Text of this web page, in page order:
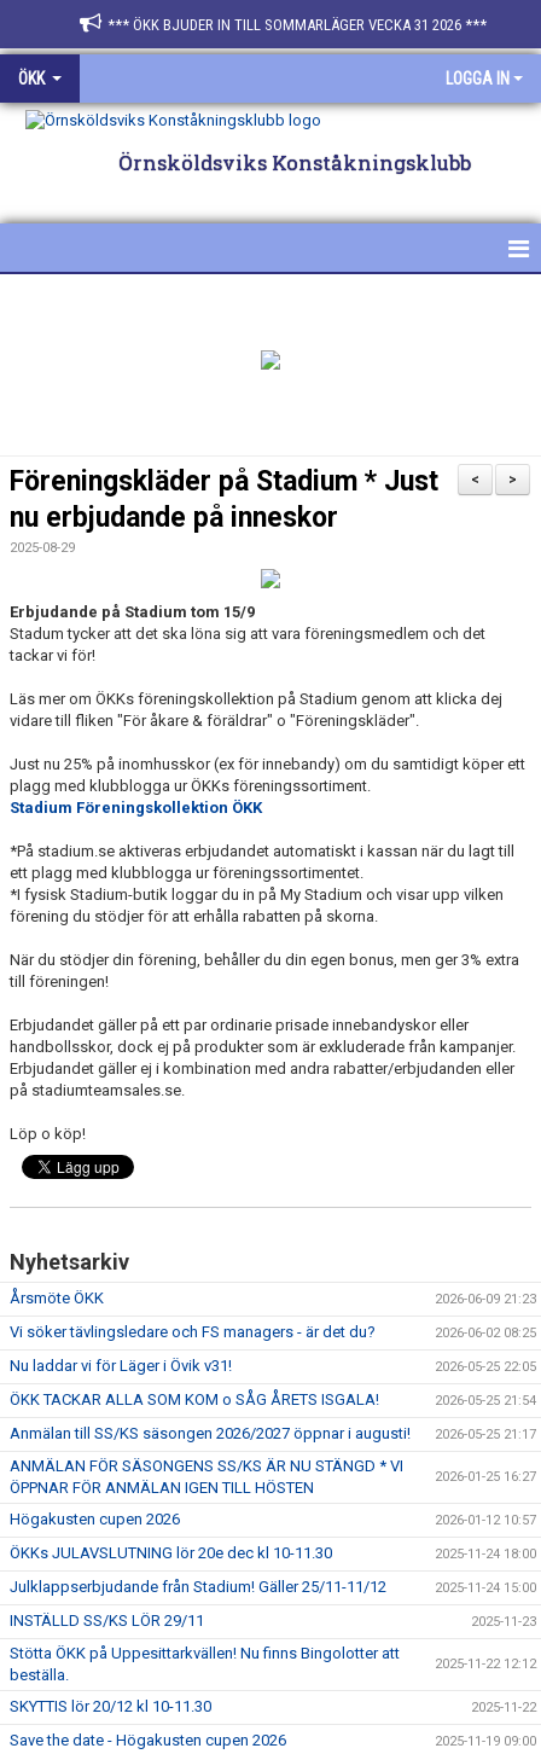
*** ÖKK BJUDER IN TILL SOMMARLÄGER VECKA 31 2026 ***
ÖKK LOGGA IN
Örnsköldsviks Konståkningsklubb
BILDGALLERI
>
<
Föreningskläder på Stadium * Just
nu erbjudande på inneskor
2025-08-29
Erbjudande på Stadium tom 15/9
Stadum tycker att det ska löna sig att vara föreningsmedlem och det
tackar vi för!
Läs mer om ÖKKs föreningskollektion på Stadium genom att klicka dej
vidare till fliken "För åkare & föräldrar" o "Föreningskläder".
Just nu 25% på inomhusskor (ex för innebandy) om du samtidigt köper ett
plagg med klubblogga ur ÖKKs föreningssortiment.
Stadium Föreningskollektion ÖKK
*På stadium.se aktiveras erbjudandet automatiskt i kassan när du lagt till
ett plagg med klubblogga ur föreningssortimentet.
*I fysisk Stadium-butik loggar du in på My Stadium och visar upp vilken
förening du stödjer för att erhålla rabatten på skorna.
När du stödjer din förening, behåller du din egen bonus, men ger 3% extra
till föreningen!
Erbjudandet gäller på ett par ordinarie prisade innebandyskor eller
handbollsskor, dock ej på produkter som är exkluderade från kampanjer.
Erbjudandet gäller ej i kombination med andra rabatter/erbjudanden eller
på stadiumteamsales.se.
Löp o köp!
Nyhetsarkiv
Årsmöte ÖKK 2026-06-09 21:23
Vi söker tävlingsledare och FS managers - är det du? 2026-06-02 08:25
Nu laddar vi för Läger i Övik v31! 2026-05-25 22:05
ÖKK TACKAR ALLA SOM KOM o SÅG ÅRETS ISGALA! 2026-05-25 21:54
Anmälan till SS/KS säsongen 2026/2027 öppnar i augusti! 2026-05-25 21:17
ANMÄLAN FÖR SÄSONGENS SS/KS ÄR NU STÄNGD * VI
ÖPPNAR FÖR ANMÄLAN IGEN TILL HÖSTEN
2026-01-25 16:27
Högakusten cupen 2026 2026-01-12 10:57
ÖKKs JULAVSLUTNING lör 20e dec kl 10-11.30 2025-11-24 18:00
Julklappserbjudande från Stadium! Gäller 25/11-11/12 2025-11-24 15:00
INSTÄLLD SS/KS LÖR 29/11 2025-11-23
Stötta ÖKK på Uppesittarkvällen! Nu finns Bingolotter att
beställa.
2025-11-22 12:12
SKYTTIS lör 20/12 kl 10-11.30 2025-11-22
Save the date - Högakusten cupen 2026 2025-11-19 09:00